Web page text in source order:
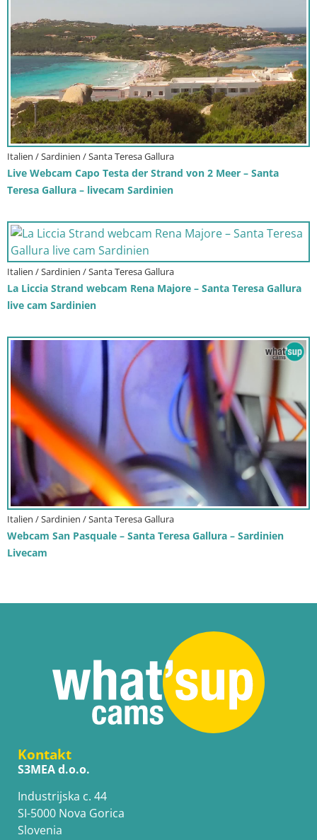
Italien / Sardinien / Santa Teresa Gallura
Live Webcam Capo Testa der Strand von 2 Meer – Santa
Teresa Gallura – livecam Sardinien
Italien / Sardinien / Santa Teresa Gallura
La Liccia Strand webcam Rena Majore – Santa Teresa Gallura
live cam Sardinien
Italien / Sardinien / Santa Teresa Gallura
Webcam San Pasquale – Santa Teresa Gallura – Sardinien
Livecam
Kontakt
S3MEA d.o.o.
Industrijska c. 44
SI-5000 Nova Gorica
Slovenia